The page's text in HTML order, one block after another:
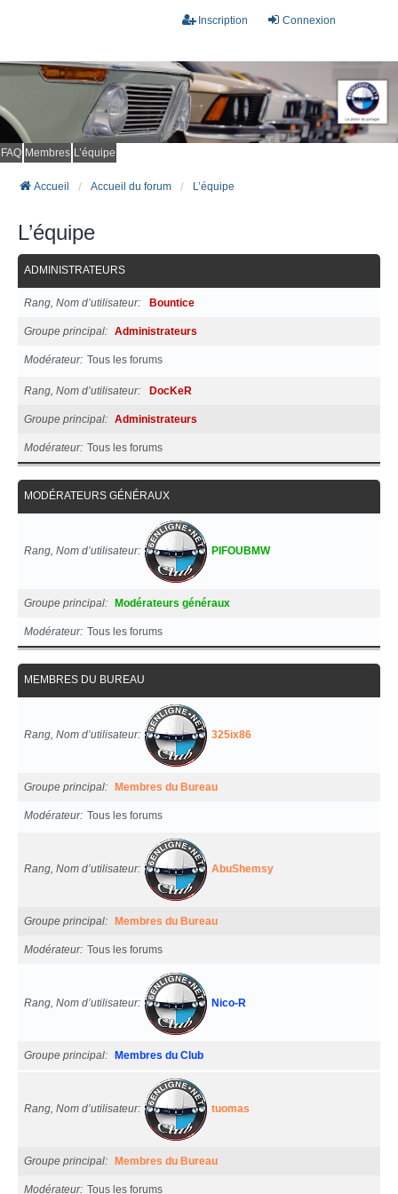
Connexion
Inscription
FAQ Membres L’équipe
Accueil Accueil du forum L’équipe
L’équipe
ADMINISTRATEURS
Rang, Nom d’utilisateur Bountice
Groupe principal Administrateurs
Modérateur Tous les forums
Rang, Nom d’utilisateur DocKeR
Groupe principal Administrateurs
Modérateur Tous les forums
MODÉRATEURS GÉNÉRAUX
Rang, Nom d’utilisateur PIFOUBMW
Groupe principal Modérateurs généraux
Modérateur Tous les forums
MEMBRES DU BUREAU
Rang, Nom d’utilisateur 325ix86
Groupe principal Membres du Bureau
Modérateur Tous les forums
Rang, Nom d’utilisateur AbuShemsy
Groupe principal Membres du Bureau
Modérateur Tous les forums
Rang, Nom d’utilisateur Nico-R
Groupe principal Membres du Club
Rang, Nom d’utilisateur tuomas
Groupe principal Membres du Bureau
Modérateur Tous les forums